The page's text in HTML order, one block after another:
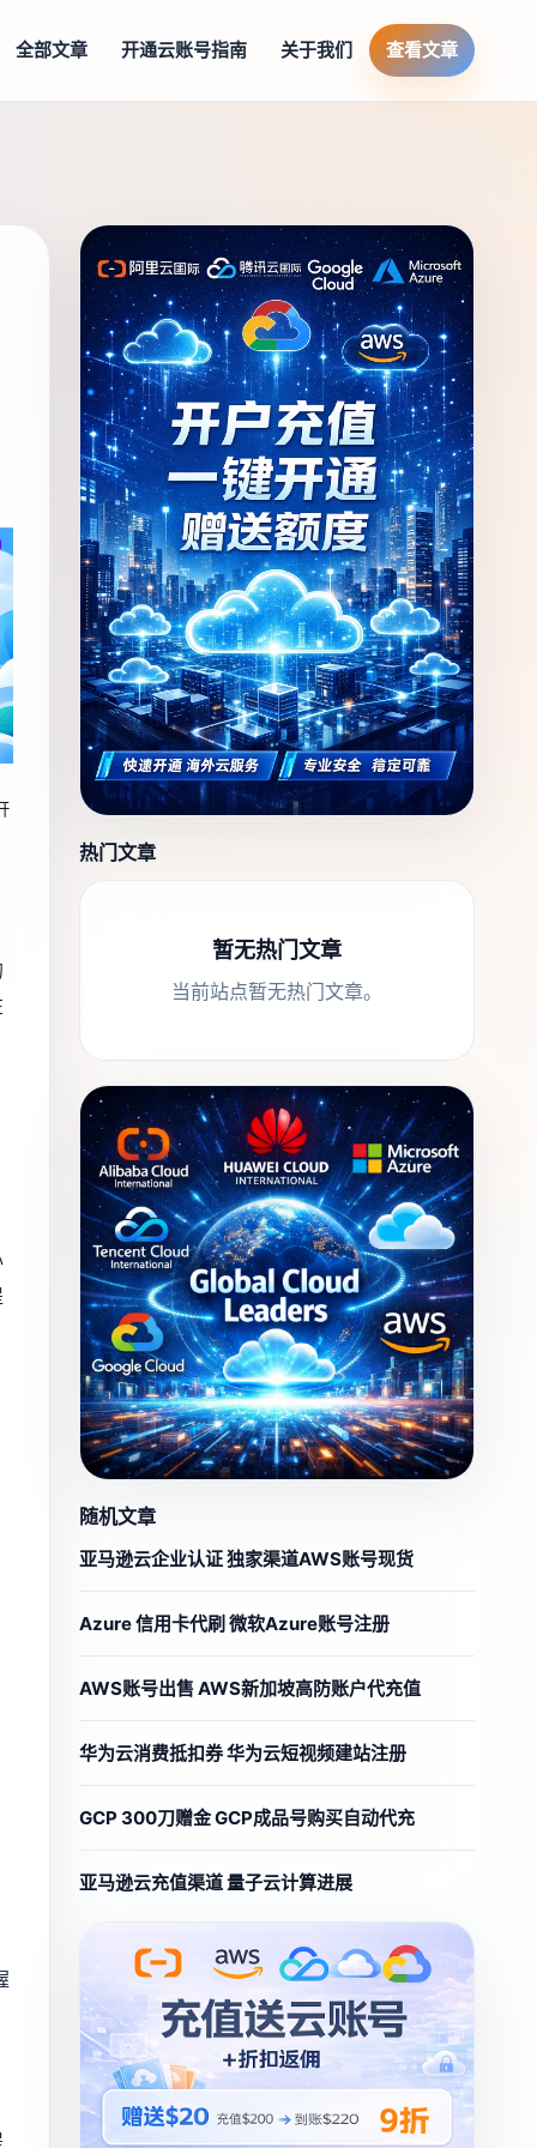
全部文章 开通云账号指南 关于我们 查看文章
热门文章
暂无热门文章
当前站点暂无热门文章。
随机文章
亚马逊云企业认证 独家渠道AWS账号现货
Azure 信用卡代刷 微软Azure账号注册
AWS账号出售 AWS新加坡高防账户代充值
华为云消费抵扣券 华为云短视频建站注册
GCP 300刀赠金 GCP成品号购买自动代充
亚马逊云充值渠道 量子云计算进展